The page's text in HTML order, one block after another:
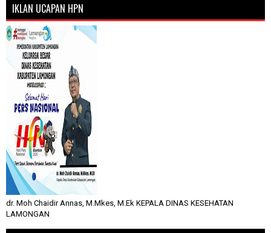
IKLAN UCAPAN HPN
dr. Moh Chaidir Annas, M.Mkes, M.Ek KEPALA DINAS KESEHATAN
LAMONGAN